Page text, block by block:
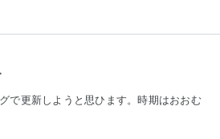
で更新しようと思ひます。時期はおおむ